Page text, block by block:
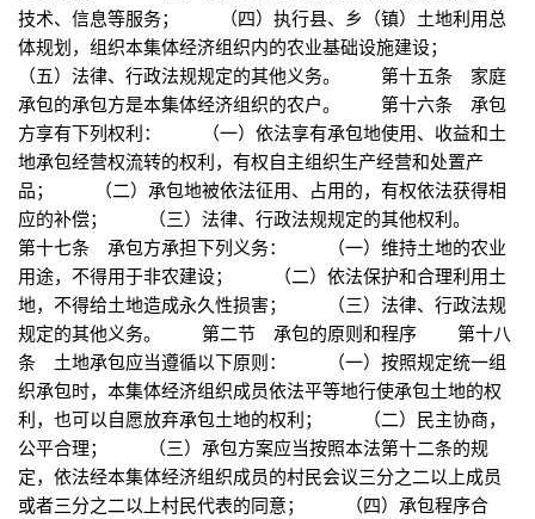
技术、信息等服务； （四）执行县、乡（镇）土地利用总
体规划，组织本集体经济组织内的农业基础设施建设；
（五）法律、行政法规规定的其他义务。 第十五条 家庭
承包的承包方是本集体经济组织的农户。 第十六条 承包
方享有下列权利： （一）依法享有承包地使用、收益和土
地承包经营权流转的权利，有权自主组织生产经营和处置产
品； （二）承包地被依法征用、占用的，有权依法获得相
应的补偿； （三）法律、行政法规规定的其他权利。
第十七条 承包方承担下列义务： （一）维持土地的农业
用途，不得用于非农建设； （二）依法保护和合理利用土
地，不得给土地造成永久性损害； （三）法律、行政法规
规定的其他义务。 第二节 承包的原则和程序 第十八
条 土地承包应当遵循以下原则： （一）按照规定统一组
织承包时，本集体经济组织成员依法平等地行使承包土地的权
利，也可以自愿放弃承包土地的权利； （二）民主协商，
公平合理； （三）承包方案应当按照本法第十二条的规
定，依法经本集体经济组织成员的村民会议三分之二以上成员
或者三分之二以上村民代表的同意； （四）承包程序合